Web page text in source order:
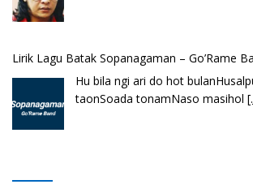
Lirik Lagu Batak Sopanagaman – Go’Rame
Hu bila ngi ari do hot
taonSoada tonamNaso masihol